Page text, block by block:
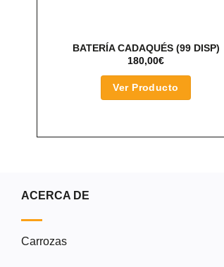
BATERÍA CADAQUÉS (99 DISP)
180,00€
Ver Producto
ACERCA DE
Carrozas